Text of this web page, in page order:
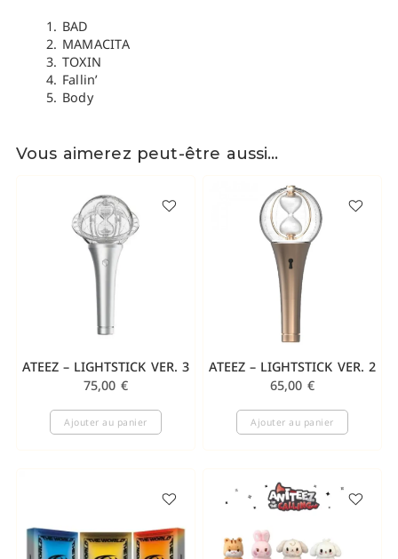
BAD
MAMACITA
TOXIN
Fallin’
Body
Vous aimerez peut-être aussi…
ATEEZ – LIGHTSTICK VER. 3
75,00 €
Ajouter au panier
ATEEZ – LIGHTSTICK VER. 2
65,00 €
Ajouter au panier